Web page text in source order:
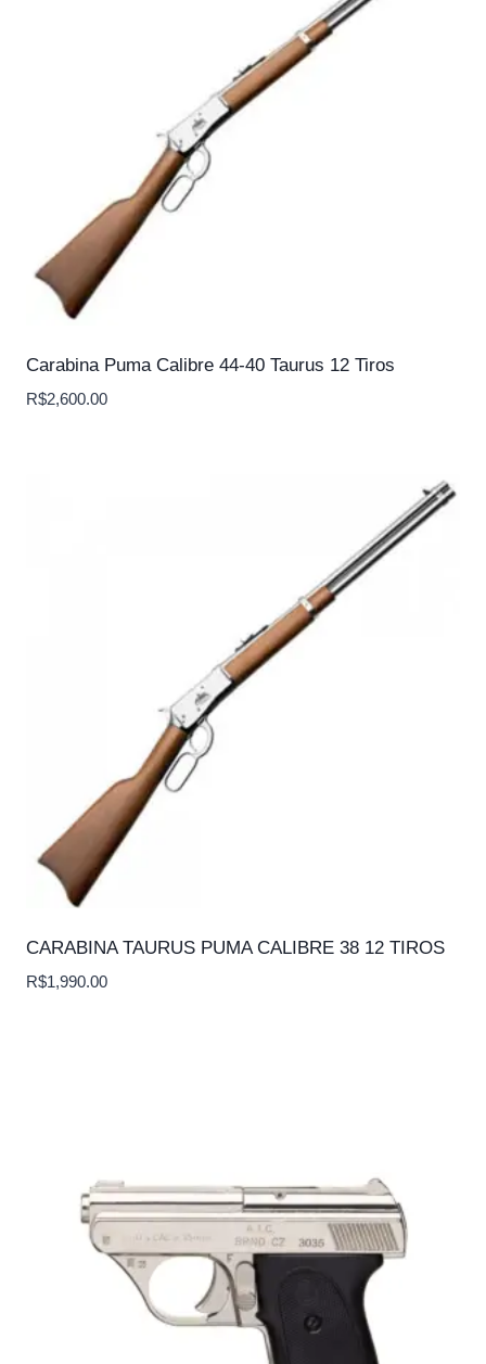
Carabina Puma Calibre 44-40 Taurus 12 Tiros
R$2,600.00
CARABINA TAURUS PUMA CALIBRE 38 12 TIROS
R$1,990.00